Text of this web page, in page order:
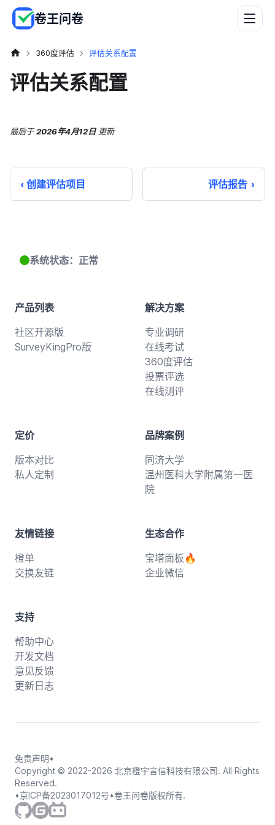
卷王问卷
360度评估 评估关系配置
评估关系配置
最后于2026年4月12日 更新
创建评估项目 评估报告
系统状态：正常
产品列表
社区开源版
SurveyKingPro版
解决方案
专业调研
在线考试
360度评估
投票评选
在线测评
定价
版本对比
私人定制
品牌案例
同济大学
温州医科大学附属第一医
院
友情链接
橙单
交换友链
生态合作
宝塔面板🔥
企业微信
支持
帮助中心
开发文档
意见反馈
更新日志
免责声明•
Copyright © 2022-2026 北京橙宇言信科技有限公司. All Rights
Reserved.
•京ICP备2023017012号•卷王问卷版权所有.